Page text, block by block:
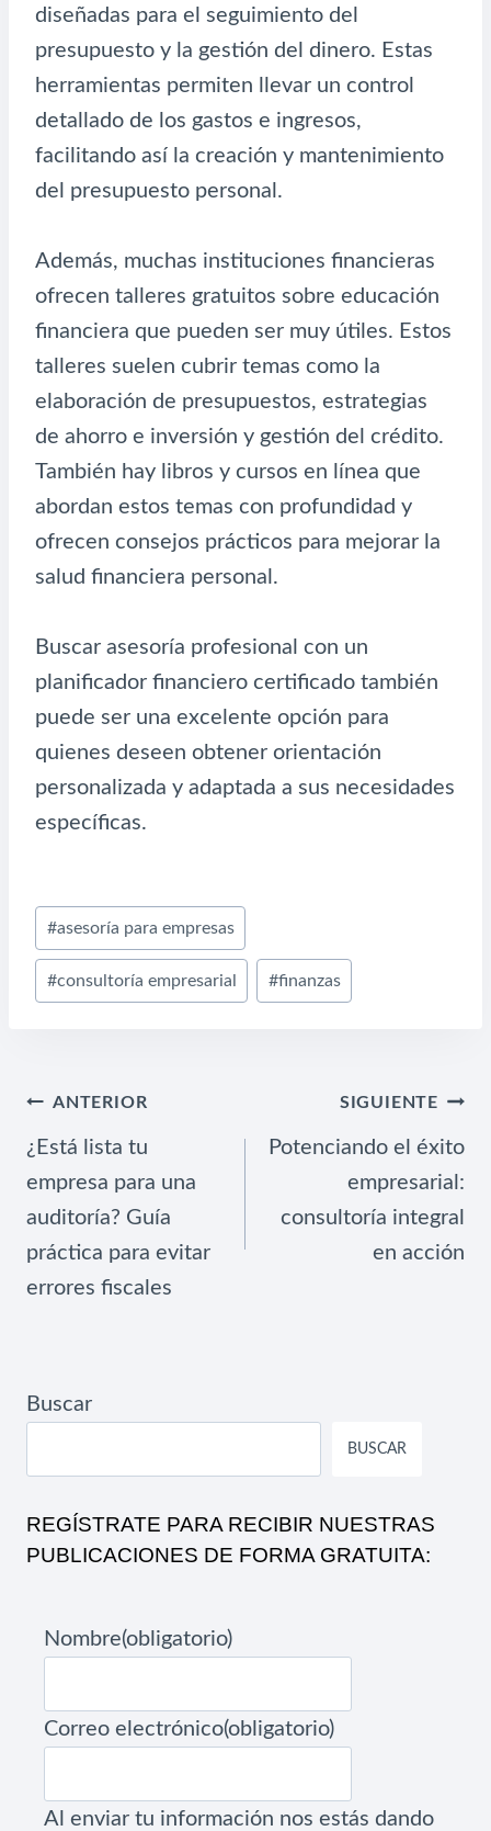
diseñadas para el seguimiento del
presupuesto y la gestión del dinero. Estas
herramientas permiten llevar un control
detallado de los gastos e ingresos,
facilitando así la creación y mantenimiento
del presupuesto personal.
Además, muchas instituciones financieras
ofrecen talleres gratuitos sobre educación
financiera que pueden ser muy útiles. Estos
talleres suelen cubrir temas como la
elaboración de presupuestos, estrategias
de ahorro e inversión y gestión del crédito.
También hay libros y cursos en línea que
abordan estos temas con profundidad y
ofrecen consejos prácticos para mejorar la
salud financiera personal.
Buscar asesoría profesional con un
planificador financiero certificado también
puede ser una excelente opción para
quienes deseen obtener orientación
personalizada y adaptada a sus necesidades
específicas.
Etiquetas
de
la
#asesoría para empresas
#consultoría empresarial #finanzas
NAVEGACIÓN
ENTRADAS
ANTERIOR
¿Está lista tu
empresa para una
auditoría? Guía
práctica para evitar
errores fiscales
SIGUIENTE
Potenciando el éxito
empresarial:
consultoría integral
en acción
Buscar
BUSCAR
REGÍSTRATE PARA RECIBIR NUESTRAS
PUBLICACIONES DE FORMA GRATUITA:
Nombre(obligatorio)
Correo electrónico(obligatorio)
Al enviar tu información nos estás dando